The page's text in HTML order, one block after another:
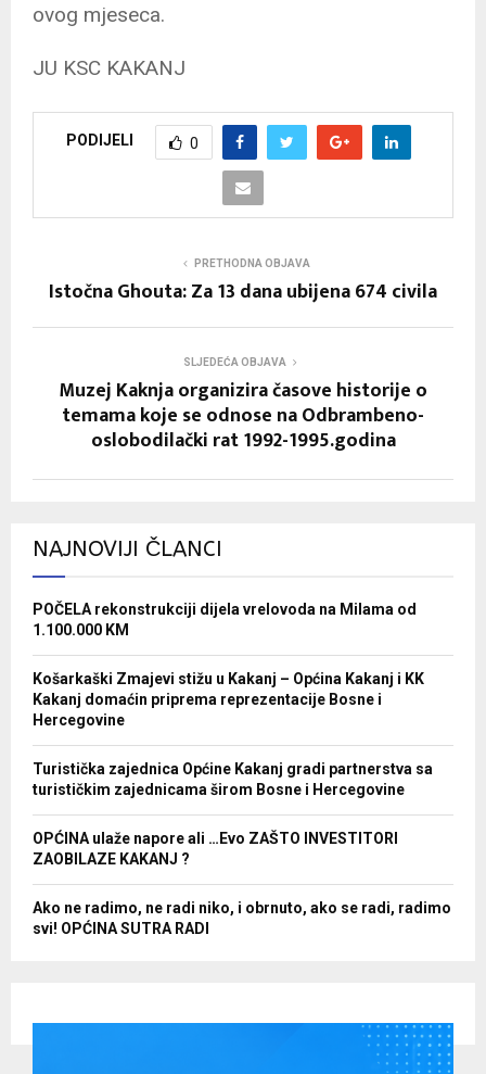
ovog mjeseca.
JU KSC KAKANJ
PODIJELI 0
PRETHODNA OBJAVA
Istočna Ghouta: Za 13 dana ubijena 674 civila
SLJEDEĆA OBJAVA
Muzej Kaknja organizira časove historije o
temama koje se odnose na Odbrambeno-
oslobodilački rat 1992-1995.godina
NAJNOVIJI ČLANCI
POČELA rekonstrukciji dijela vrelovoda na Milama od
1.100.000 KM
Košarkaški Zmajevi stižu u Kakanj – Općina Kakanj i KK
Kakanj domaćin priprema reprezentacije Bosne i
Hercegovine
Turistička zajednica Općine Kakanj gradi partnerstva sa
turističkim zajednicama širom Bosne i Hercegovine
OPĆINA ulaže napore ali …Evo ZAŠTO INVESTITORI
ZAOBILAZE KAKANJ ?
Ako ne radimo, ne radi niko, i obrnuto, ako se radi, radimo
svi! OPĆINA SUTRA RADI